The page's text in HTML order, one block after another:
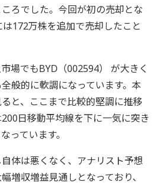
ろでした。今回が初の売却とな
172万株を追加で売却したこと
場でもBYD（002594） が大きく
般的に軟調になっています。本
と、ここまで比較的堅調に推移
日移動平均線を下に一気に突き
っています。
体は悪くなく、アナリスト予想
増収増益見通しとなっており、